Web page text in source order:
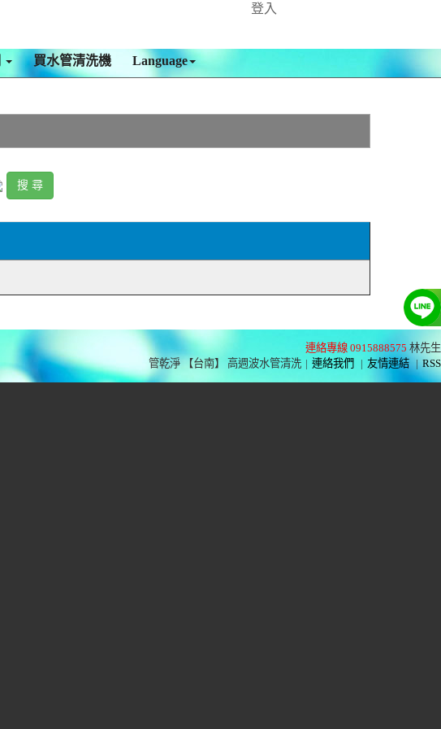
登入
買水管清洗機 Language
連絡專線 0915888575 林先生
管乾淨 【台南】 高週波水管清洗 | 連絡我們 | 友情連結 | RSS